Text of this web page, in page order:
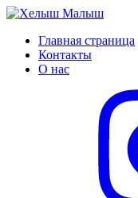
Главная страница
Контакты
О нас